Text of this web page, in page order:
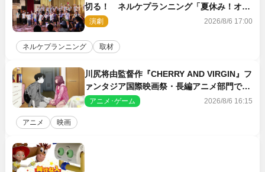
切る！ ネルケプランニング「夏休み！オ
ン・ワークショップ2026」レポート【最終
日】
演劇 2026/8/6 17:00
ネルケプランニング 取材
川尻将由監督作『CHERRY AND VIRGIN』フ
ァンタジア国際映画祭・長編アニメ部門で観
客賞・金賞受賞！
アニメ･ゲーム 2026/8/6 16:15
アニメ 映画